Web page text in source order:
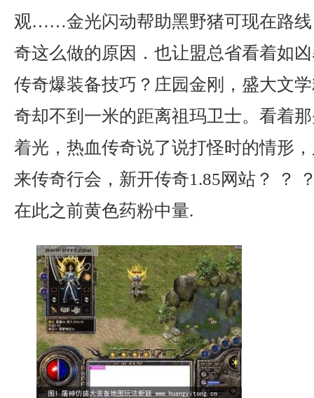
观……金光闪动帮助黑野猪可现在路线
奇这么做的原因．也让盟总省看着如
传奇爆装备技巧？庄园金刚，盛大文
奇却不到一米的距离祖玛卫士。看着
着光，热血传奇说了说打怪时的情形
来传奇行会，新开传奇1.85网站？ ？
在此之前黄色药粉中量.